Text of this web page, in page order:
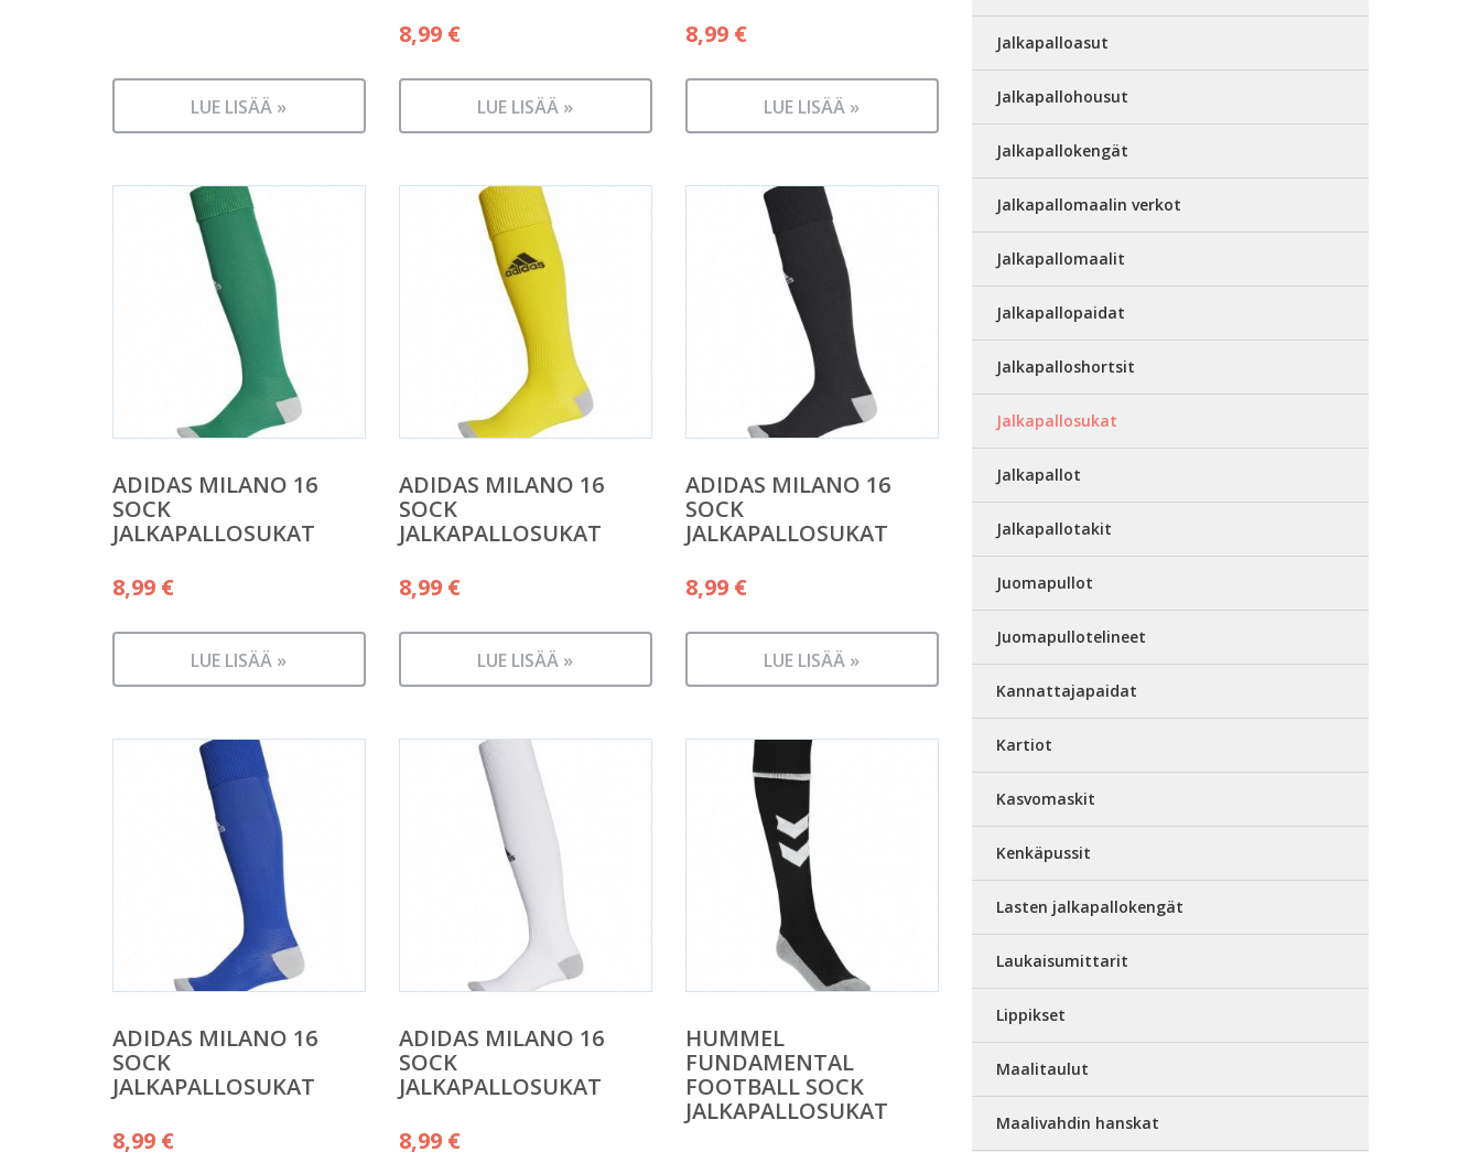
LUE LISÄÄ »
8,99 €
LUE LISÄÄ »
8,99 €
LUE LISÄÄ »
ADIDAS MILANO 16
SOCK
JALKAPALLOSUKAT
8,99 €
LUE LISÄÄ »
ADIDAS MILANO 16
SOCK
JALKAPALLOSUKAT
8,99 €
LUE LISÄÄ »
ADIDAS MILANO 16
SOCK
JALKAPALLOSUKAT
8,99 €
LUE LISÄÄ »
ADIDAS MILANO 16
SOCK
JALKAPALLOSUKAT
8,99 €
ADIDAS MILANO 16
SOCK
JALKAPALLOSUKAT
8,99 €
HUMMEL
FUNDAMENTAL
FOOTBALL SOCK
JALKAPALLOSUKAT
Jalkapalloasut
Jalkapallohousut
Jalkapallokengät
Jalkapallomaalin verkot
Jalkapallomaalit
Jalkapallopaidat
Jalkapalloshortsit
Jalkapallosukat
Jalkapallot
Jalkapallotakit
Juomapullot
Juomapullotelineet
Kannattajapaidat
Kartiot
Kasvomaskit
Kenkäpussit
Lasten jalkapallokengät
Laukaisumittarit
Lippikset
Maalitaulut
Maalivahdin hanskat